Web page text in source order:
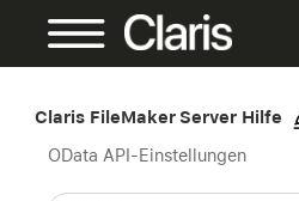
Claris FileMaker Server Hilfe
OData API-Einstellungen